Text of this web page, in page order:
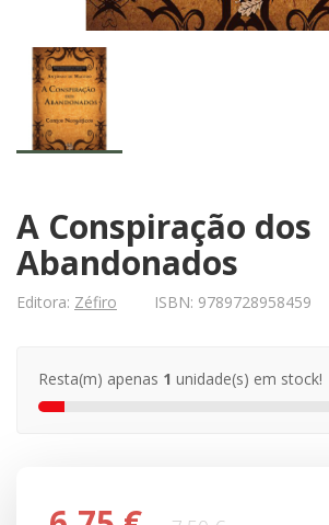
A Conspiração dos
Abandonados
Editora: Zéfiro ISBN: 9789728958459
Resta(m) apenas 1 unidade(s) em stock!